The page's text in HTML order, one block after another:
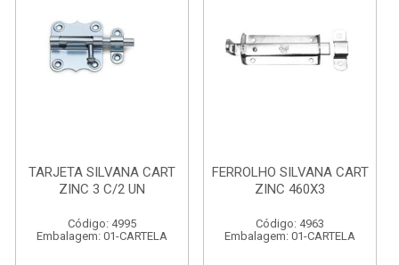
TARJETA SILVANA CART
ZINC 3 C/2 UN
Código: 4995
Embalagem: 01-CARTELA
FERROLHO SILVANA CART
ZINC 460X3
Código: 4963
Embalagem: 01-CARTELA